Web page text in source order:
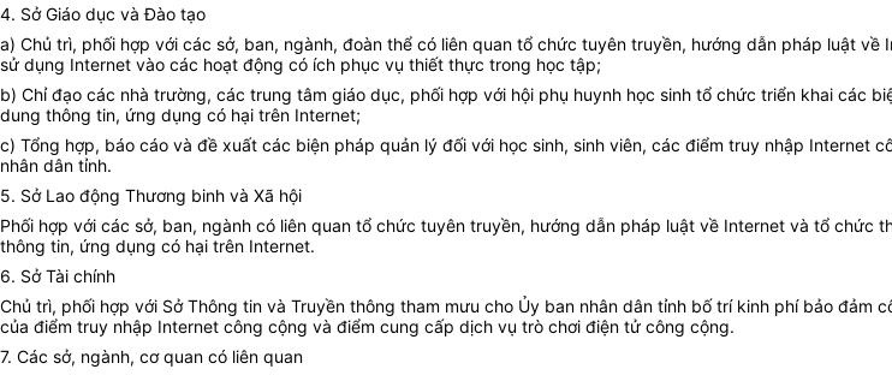
4. Sở Giáo dục và Đào tạo
a) Chủ trì, phối hợp với các sở, ban, ngành, đoàn thể có liên quan tổ chức tuyên truyền, hướng dẫn pháp luật
sử dụng Internet vào các hoạt động có ích phục vụ thiết thực trong học tập;
b) Chỉ đạo các nhà trường, các trung tâm giáo dục, phối hợp với hội phụ huynh học sinh tổ chức triển khai các
dung thông tin, ứng dụng có hại trên Internet;
c) Tổng hợp, báo cáo và đề xuất các biện pháp quản lý đối với học sinh, sinh viên, các điểm truy nhập
nhân dân tỉnh.
5. Sở Lao động Thương binh và Xã hội
Phối hợp với các sở, ban, ngành có liên quan tổ chức tuyên truyền, hướng dẫn pháp luật về Internet và tổ chức
thông tin, ứng dụng có hại trên Internet.
6. Sở Tài chính
Chủ trì, phối hợp với Sở Thông tin và Truyền thông tham mưu cho Ủy ban nhân dân tỉnh bố trí kinh phí bảo
của điểm truy nhập Internet công cộng và điểm cung cấp dịch vụ trò chơi điện tử công cộng.
7. Các sở, ngành, cơ quan có liên quan